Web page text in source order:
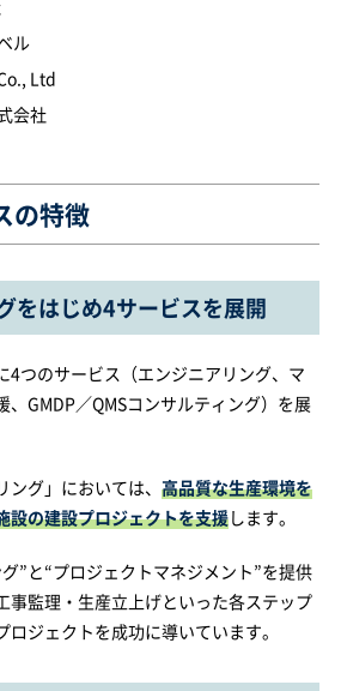
ル
Ltd
会社
の特徴
をはじめ4サービスを展開
4つのサービス（エンジニアリング、マ
、GMDP／QMSコンサルティング）を展
グ」においては、 高品質な生産環境を
設の建設プロジェクトを支援します。
”と“プロジェクトマネジメント”を提供
事監理・生産立上げといった各ステップ
ジェクトを成功に導いています。